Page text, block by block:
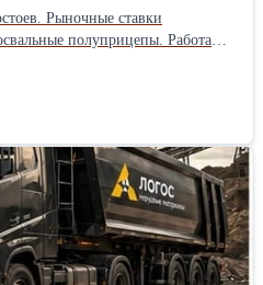
Рыночные ставки
полуприцепы. Работа
выплаты строго по расписанию.
и стабильные выплаты